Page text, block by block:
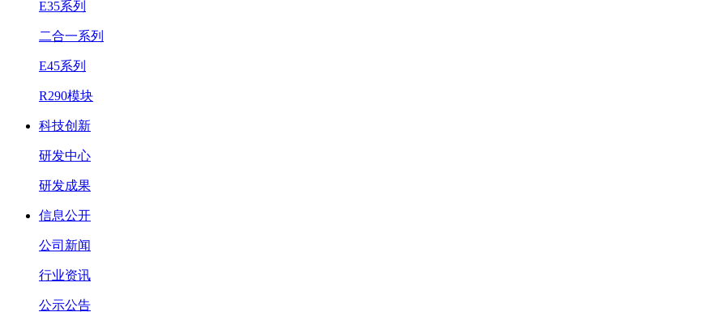
E35系列
二合一系列
E45系列
R290模块
科技创新
研发中心
研发成果
信息公开
公司新闻
行业资讯
公示公告